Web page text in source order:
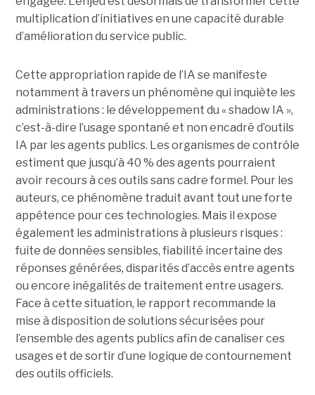
multiplication d’initiatives en une capacité durable
d’amélioration du service public.
Cette appropriation rapide de l’IA se manifeste
notamment à travers un phénomène qui inquiète les
administrations : le développement du « shadow IA »,
c’est-à-dire l’usage spontané et non encadré d’outils
IA par les agents publics. Les organismes de contrôle
estiment que jusqu’à 40 % des agents pourraient
avoir recours à ces outils sans cadre formel. Pour les
auteurs, ce phénomène traduit avant tout une forte
appétence pour ces technologies. Mais il expose
également les administrations à plusieurs risques :
fuite de données sensibles, fiabilité incertaine des
réponses générées, disparités d’accès entre agents
ou encore inégalités de traitement entre usagers.
Face à cette situation, le rapport recommande la
mise à disposition de solutions sécurisées pour
l’ensemble des agents publics afin de canaliser ces
usages et de sortir d’une logique de contournement
des outils officiels.